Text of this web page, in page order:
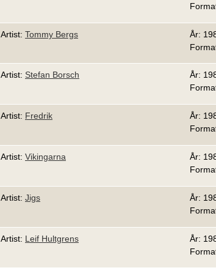
Artist: Tommy Bergs
År:
Artist: Stefan Borsch
År:
Artist: Fredrik
År:
Artist: Vikingarna
År:
Artist: Jigs
År:
Artist: Leif Hultgrens
År: